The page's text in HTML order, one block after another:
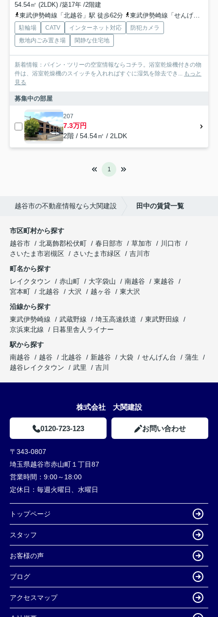
54.54㎡ (2LDK) /築17年 /2階建
東武伊勢崎線「北越谷」駅 徒歩62分
東武伊勢崎線「せんげん台」駅 徒歩51分
駐輪場 CATV インターネット対応
防犯カメラ
敷地内ごみ置き場
閑静な住宅地
新着情報：パイン・ツリーの空室情報ならコチラ。浴室乾燥機付きの物
件は、浴室乾燥機のスイッチを入れればすぐに湿気を除去でき... もっと
見る
募集中の部屋
207
7.3万円
2階 / 54.54㎡ / 2LDK
1
越谷市の不動産情報なら大関建設 田中の賃貸一覧
市区町村から探す
越谷市
北葛飾郡松伏町 春日部市 草加市
川口市
さいたま市岩槻区
さいたま市緑区
吉川市
町名から探す
レイクタウン
赤山町 大字袋山 南越谷
東越谷
宮本町
北越谷 大沢 越ヶ谷
東大沢
沿線から探す
東武伊勢崎線
武蔵野線 埼玉高速鉄道
東武野田線
京浜東北線
日暮里舎人ライナー
駅から探す
南越谷
越谷 北越谷 新越谷 大袋 せんげん台
蒲生
越谷レイクタウン
武里 吉川
株式会社 大関建設
0120-723-123 お問い合わせ
〒343-0807
埼玉県越谷市赤山町１丁目87
営業時間： 9:00～18:00
定休日： 毎週火曜日、水曜日
トップページ
スタッフ
お客様の声
ブログ
アクセスマップ